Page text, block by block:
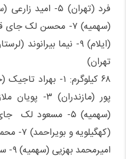
فرد (تهران) ۵-
تهران)
پور (مازندران)
(سهمیه) ۵- مسعود